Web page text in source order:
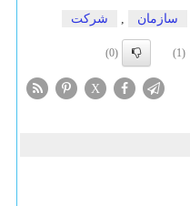
سازمان , شركت
(1)
(0)
X